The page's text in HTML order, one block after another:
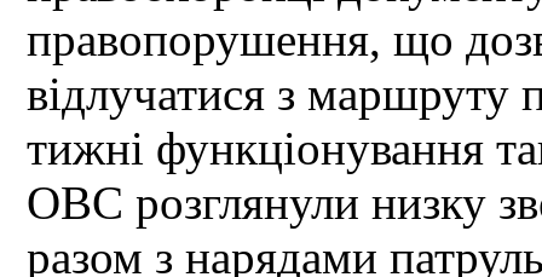
правопорушення, що
відлучатися з маршруту
тижні функціонування
ОВС розглянули низку
разом з нарядами